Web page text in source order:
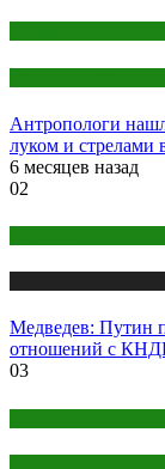
Антропологи
луком и стрелами
6 месяцев назад
02
Медведев: Путин
отношений с
03